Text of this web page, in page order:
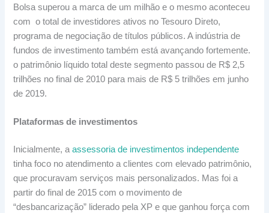
Bolsa superou a marca de um milhão e o mesmo aconteceu
com o total de investidores ativos no Tesouro Direto,
programa de negociação de títulos públicos. A indústria de
fundos de investimento também está avançando fortemente.
o patrimônio líquido total deste segmento passou de R$ 2,5
trilhões no final de 2010 para mais de R$ 5 trilhões em junho
de 2019.
Plataformas de investimentos
Inicialmente, aassessoria de investimentos independente
tinha foco no atendimento a clientes com elevado patrimônio,
que procuravam serviços mais personalizados. Mas foi a
partir do final de 2015 com o movimento de
“desbancarização” liderado pela XP e que ganhou força com